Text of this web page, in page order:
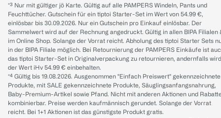
*³ Nur mit gültiger jö Karte. Gültig auf alle PAMPERS Windeln, Pants und
Feuchttücher. Gutschein für ein tiptoi Starter-Set im Wert von 54.99 €,
einlösbar bis 30.09.2026. Nur ein Gutschein pro Einkauf einlösbar. Der
Sammelwert wird auf der Rechnung angedruckt. Gültig in allen BIPA Filialen
im Online Shop. Solange der Vorrat reicht. Abholung des tiptoi Starter Sets
in der BIPA Filiale möglich. Bei Retournierung der PAMPERS Einkäufe ist
das tiptoi Starter-Set in Originalverpackung zu retournieren, andernfalls wird
der Wert iHv 54.99 € einbehalten.
*⁴ Gültig bis 19.08.2026. Ausgenommen "Einfach Preiswert" gekennzeichnete
Produkte, mit SALE gekennzeichnete Produkte, Säuglingsanfangsnahrung,
Baby-Premium-Artikel sowie Pfand. Nicht mit anderen Aktionen und
kombinierbar. Preise werden kaufmännisch gerundet. Solange der Vorrat
reicht. Bei 1+1 Aktionen ist das günstigste Produkt gratis.